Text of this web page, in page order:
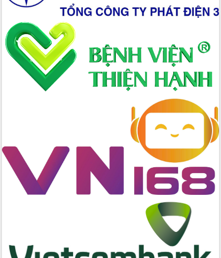
Xây dựng nông thôn mới: Nâng cao đời
sống người dân từ những mô hình thiết
thực
Quyết liệt tháo gỡ vướng mắc, đẩy
nhanh tiến độ các dự án trọng điểm
trong Khu kinh tế Nam Phú Yên
Hòn Yến phát triển du lịch gắn với bảo
Lấy ý kiến điều chỉnh Quy hoạch tỉnh
ven biển
Đắk Lắk nỗ lực thúc đẩy tăng trưởng
kinh tế từ 10% trở lên trong Quý
II/2026
Đắk Lắk ký kết thỏa thuận hợp tác về
cho trạm y tế cấp xã